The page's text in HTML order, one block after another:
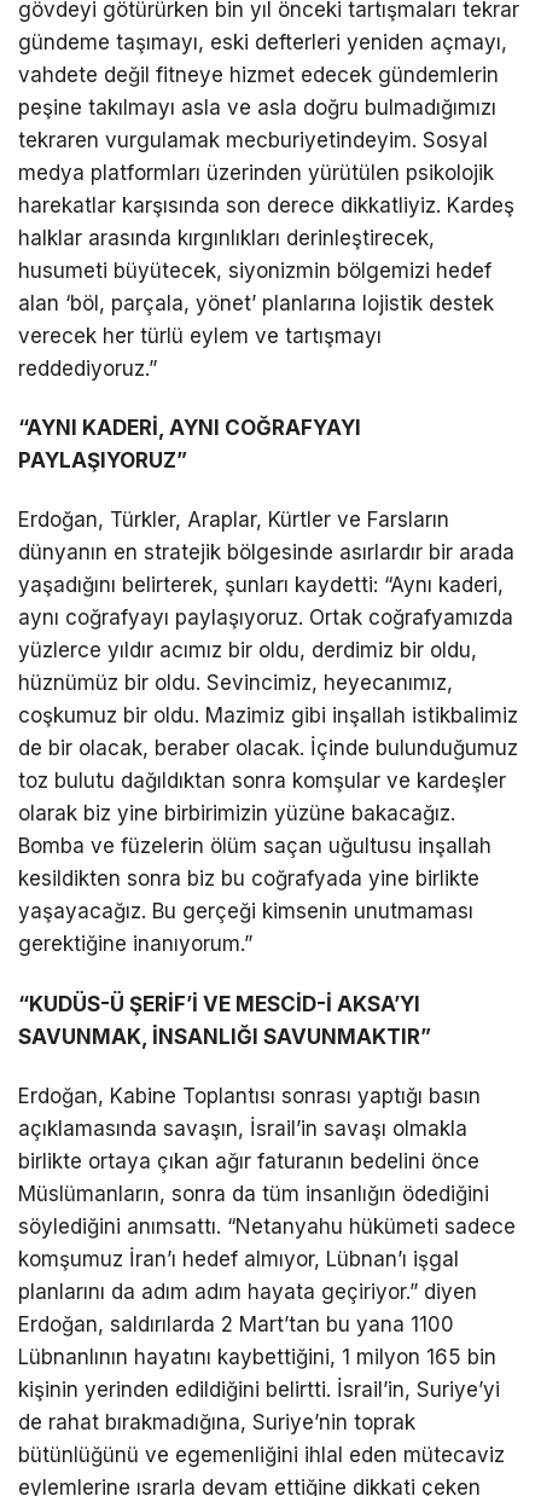
gövdeyi götürürken bin yıl önceki tartışmaları tekrar
gündeme taşımayı, eski defterleri yeniden açmayı,
vahdete değil fitneye hizmet edecek gündemlerin
peşine takılmayı asla ve asla doğru bulmadığımızı
tekraren vurgulamak mecburiyetindeyim. Sosyal
medya platformları üzerinden yürütülen psikolojik
harekatlar karşısında son derece dikkatliyiz. Kardeş
halklar arasında kırgınlıkları derinleştirecek,
husumeti büyütecek, siyonizmin bölgemizi hedef
alan ‘böl, parçala, yönet’ planlarına lojistik destek
verecek her türlü eylem ve tartışmayı
reddediyoruz.”
“AYNI KADERİ, AYNI COĞRAFYAYI
PAYLAŞIYORUZ”
Erdoğan, Türkler, Araplar, Kürtler ve Farsların
dünyanın en stratejik bölgesinde asırlardır bir arada
yaşadığını belirterek, şunları kaydetti: “Aynı kaderi,
aynı coğrafyayı paylaşıyoruz. Ortak coğrafyamızda
yüzlerce yıldır acımız bir oldu, derdimiz bir oldu,
hüznümüz bir oldu. Sevincimiz, heyecanımız,
coşkumuz bir oldu. Mazimiz gibi inşallah istikbalimiz
de bir olacak, beraber olacak. İçinde bulunduğumuz
toz bulutu dağıldıktan sonra komşular ve kardeşler
olarak biz yine birbirimizin yüzüne bakacağız.
Bomba ve füzelerin ölüm saçan uğultusu inşallah
kesildikten sonra biz bu coğrafyada yine birlikte
yaşayacağız. Bu gerçeği kimsenin unutmaması
gerektiğine inanıyorum.”
“KUDÜS-Ü ŞERİF’İ VE MESCİD-İ AKSA’YI
SAVUNMAK, İNSANLIĞI SAVUNMAKTIR”
Erdoğan, Kabine Toplantısı sonrası yaptığı basın
açıklamasında savaşın, İsrail’in savaşı olmakla
birlikte ortaya çıkan ağır faturanın bedelini önce
Müslümanların, sonra da tüm insanlığın ödediğini
söylediğini anımsattı. “Netanyahu hükümeti sadece
komşumuz İran’ı hedef almıyor, Lübnan’ı işgal
planlarını da adım adım hayata geçiriyor.” diyen
Erdoğan, saldırılarda 2 Mart’tan bu yana 1100
Lübnanlının hayatını kaybettiğini, 1 milyon 165 bin
kişinin yerinden edildiğini belirtti. İsrail’in, Suriye’yi
de rahat bırakmadığına, Suriye’nin toprak
bütünlüğünü ve egemenliğini ihlal eden mütecaviz
eylemlerine ısrarla devam ettiğine dikkati çeken